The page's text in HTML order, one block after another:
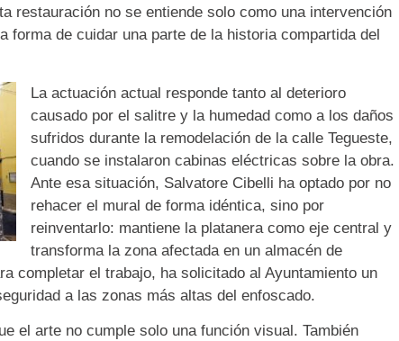
restauración no se entiende solo como una intervención
forma de cuidar una parte de la historia compartida del
La actuación actual responde tanto al deterioro
causado por el salitre y la humedad como a los daños
sufridos durante la remodelación de la calle Tegueste,
cuando se instalaron cabinas eléctricas sobre la obra.
Ante esa situación, Salvatore Cibelli ha optado por no
rehacer el mural de forma idéntica, sino por
reinventarlo: mantiene la platanera como eje central y
transforma la zona afectada en un almacén de
completar el trabajo, ha solicitado al Ayuntamiento un
a las zonas más altas del enfoscado.
el arte no cumple solo una función visual. También